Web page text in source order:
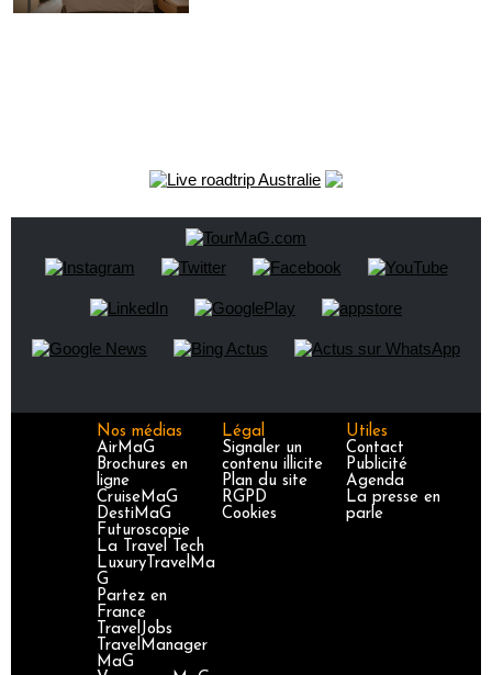
Nos médias
AirMaG
Brochures en
ligne
CruiseMaG
DestiMaG
Futuroscopie
La Travel Tech
LuxuryTravelMa
G
Partez en
France
TravelJobs
TravelManager
MaG
Légal
Signaler un
contenu illicite
Plan du site
RGPD
Cookies
Utiles
Contact
Publicité
Agenda
La presse en
parle